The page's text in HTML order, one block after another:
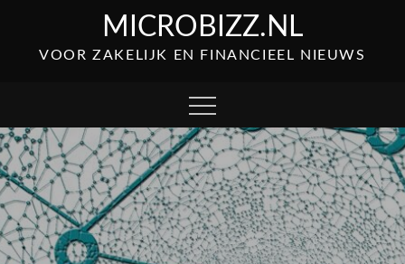
content
MICROBIZZ.NL
VOOR ZAKELIJK EN FINANCIEEL NIEUWS